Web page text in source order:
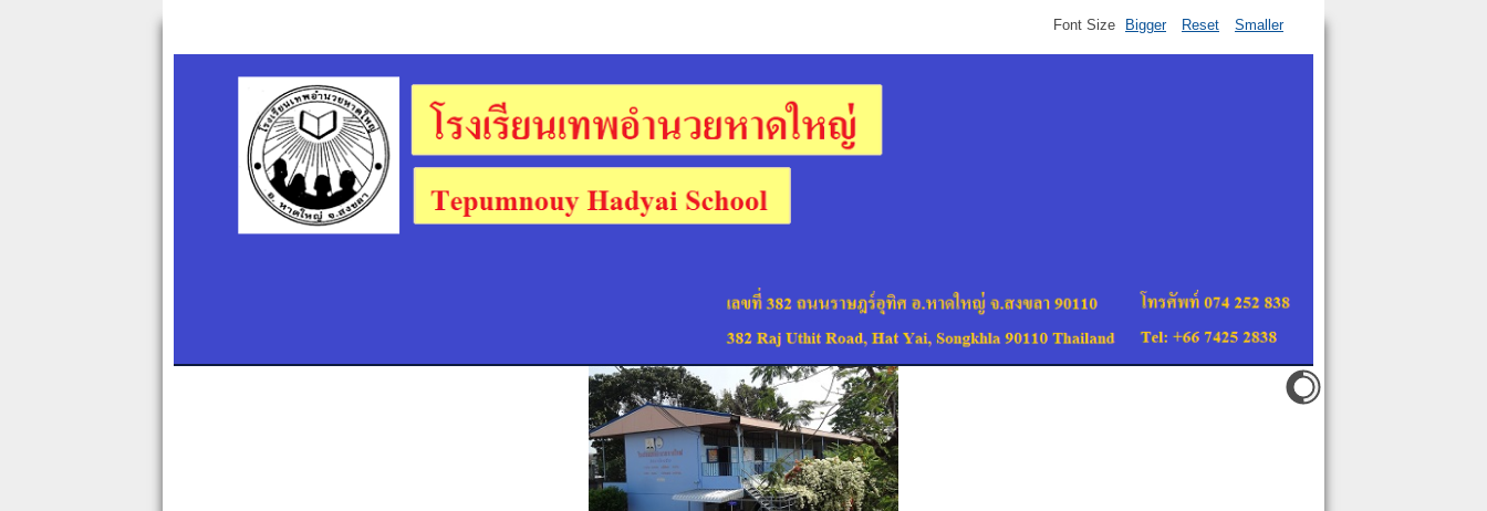
Font Size Bigger Reset Smaller